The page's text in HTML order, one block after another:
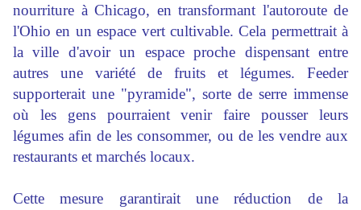
nourriture à Chicago, en transformant l'autoroute de
l'Ohio en un espace vert cultivable. Cela permettrait à
la ville d'avoir un espace proche dispensant entre
autres une variété de fruits et légumes. Feeder
supporterait une "pyramide", sorte de serre immense
où les gens pourraient venir faire pousser leurs
légumes afin de les consommer, ou de les vendre aux
restaurants et marchés locaux.
Cette mesure garantirait une réduction de la